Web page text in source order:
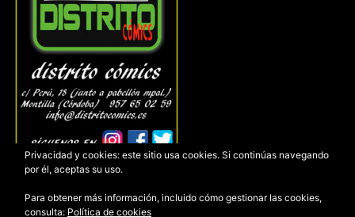
Privacidad y cookies: este sitio usa cookies. Si continúas navegando
por él, aceptas su uso.
Para obtener más información, incluido cómo gestionar las cookies,
consulta: Política de cookies